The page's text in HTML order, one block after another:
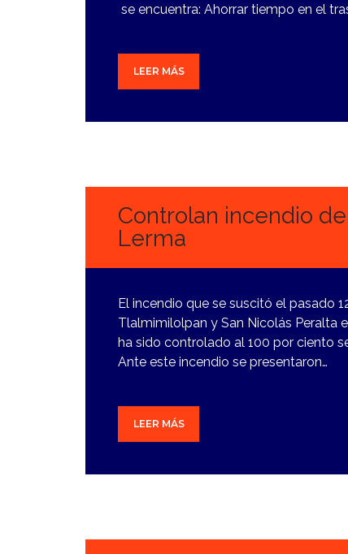
se encuentra: Ahorrar tiempo en el
LEER MÁS
Controlan incendio
Lerma
El incendio que se suscitó el pasado
Tlalmimilolpan y San Nicolás Peralta
ha sido controlado al 100 por ciento
Ante este incendio se presentaron…
LEER MÁS